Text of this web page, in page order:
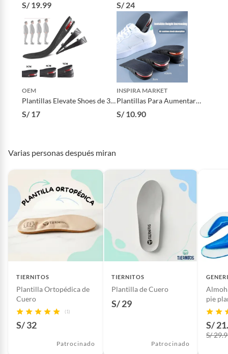
Tipo Ox Plano Gel Soporte
S/ 19.99
Ortopédica con Gel en Talón -
TALLA 41-44
S/ 24
OEM
Plantillas Elevate Shoes de 3 a
7 cm+Capsula de Aire Unisex
S/ 17
INSPIRA MARKET
Plantillas Para Aumentar
Estatura De 3 A 6 Cm
S/ 10.90
Varias personas después miran
TIERNITOS
Plantilla Ortopédica de
Cuero
(1)
S/ 32
Patrocinado
TIERNITOS
Plantilla de Cuero
S/ 29
Patrocinado
pie
S/
S/